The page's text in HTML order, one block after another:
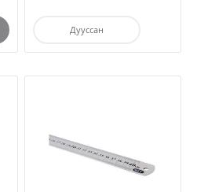
Дууссан